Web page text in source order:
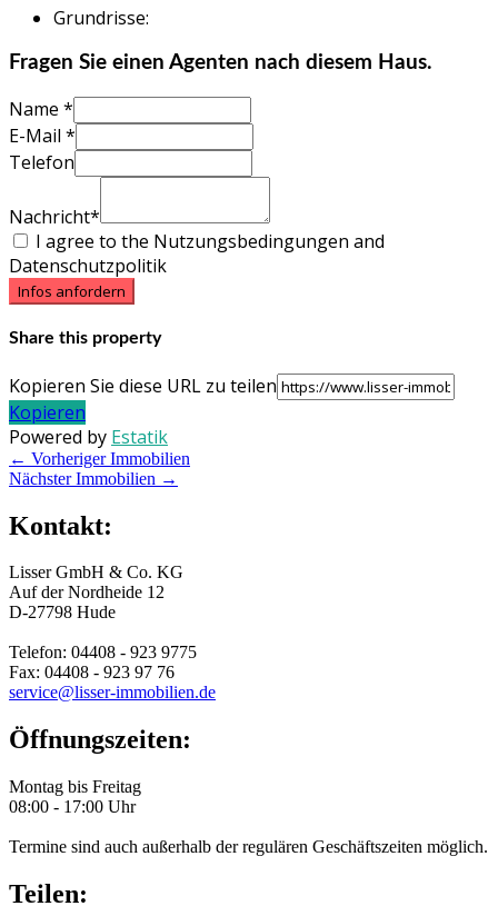
Grundrisse:
Fragen Sie einen Agenten nach diesem Haus.
Name *
E-Mail *
Telefon
Nachricht*
I agree to the Nutzungsbedingungen and
Datenschutzpolitik
Infos anfordern
Share this property
Kopieren Sie diese URL zu teilen
Kopieren
Powered by Estatik
← Vorheriger Immobilien
Nächster Immobilien →
Kontakt:
Lisser GmbH & Co. KG
Auf der Nordheide 12
D-27798 Hude
Telefon: 04408 - 923 9775
Fax: 04408 - 923 97 76
service@lisser-immobilien.de
Öffnungszeiten:
Montag bis Freitag
08:00 - 17:00 Uhr
Termine sind auch außerhalb der regulären Geschäftszeiten möglich.
Teilen: